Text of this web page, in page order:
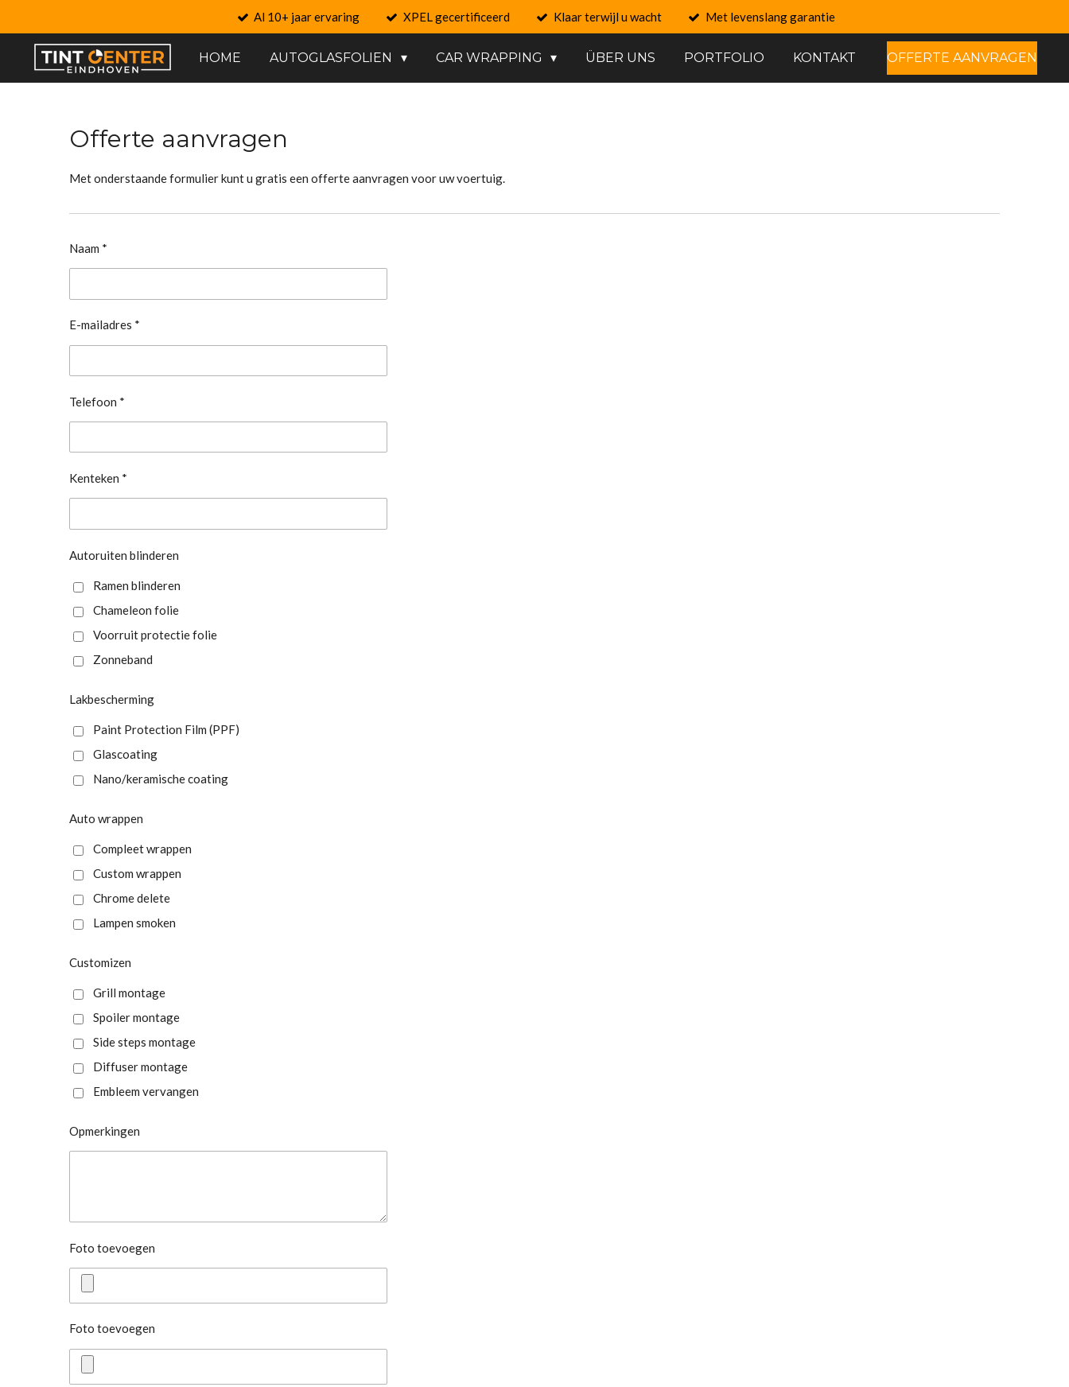
springen
Al 10+ jaar ervaring XPEL gecertificeerd Klaar terwijl u wacht Met levenslang garantie
HOME AUTOGLASFOLIEN CAR WRAPPING ÜBER UNS PORTFOLIO KONTAKT OFFERTE AANVRAGEN
Offerte aanvragen
Met onderstaande formulier kunt u gratis een offerte aanvragen voor uw voertuig.
Naam *
E-mailadres *
Telefoon *
Kenteken *
Autoruiten blinderen
Ramen blinderen
Chameleon folie
Voorruit protectie folie
Zonneband
Lakbescherming
Paint Protection Film (PPF)
Glascoating
Nano/keramische coating
Auto wrappen
Compleet wrappen
Custom wrappen
Chrome delete
Lampen smoken
Customizen
Grill montage
Spoiler montage
Side steps montage
Diffuser montage
Embleem vervangen
Opmerkingen
Foto toevoegen
Foto toevoegen